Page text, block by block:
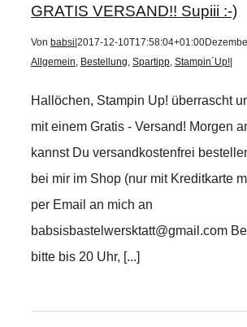
GRATIS VERSAND!! Supiii :-)
Von babsi 2017-12-10T17:58:04+01:00
Allgemein, Bestellung, Spartipp, Stampin´Up!
Hallöchen, Stampin Up! überrascht
mit einem Gratis - Versand! Morgen
kannst Du versandkostenfrei
bei mir im Shop (nur mit Kreditkarte
per Email an mich an
babsisbastelwersktatt@gmail.com
bitte bis 20 Uhr, [...]